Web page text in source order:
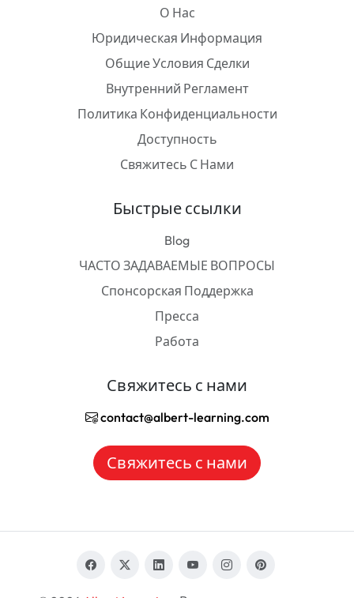
О Нас
Юридическая Информация
Общие Условия Сделки
Внутренний Регламент
Политика Конфиденциальности
Доступность
Свяжитесь С Нами
Быстрые ссылки
Blog
ЧАСТО ЗАДАВАЕМЫЕ ВОПРОСЫ
Спонсорская Поддержка
Пресса
Работа
Свяжитесь с нами
contact@albert-learning.com
Свяжитесь с нами